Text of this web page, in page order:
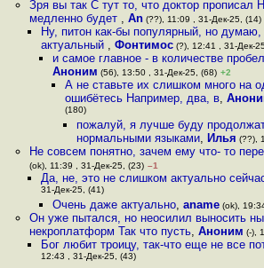
Зря вы так C тут то, что доктор прописал
медленно будет , An(??), 11:09 , 31-Дек-25, (14)
Ну, питон как-бы популярный, но
актуальный , Фонтимос(?), 12:41 , 31-Дек-
и самое главное - в количестве
Аноним (56), 13:50 , 31-Дек-25, (68) +2
А не ставьте их слишком много на
ошибётесь Например, два, в,
(180)
пожалуй, я лучше буду
нормальными языками, Илья (??),
Не совсем понятно, зачем ему что- то
(ok), 11:39 , 31-Дек-25, (23) –1
Да, не, это не слишком актуально
31-Дек-25, (41)
Очень даже актуально,aname (ok),
Он уже пытался, но неосилил выносить
некроплатформ Так что пусть, Аноним (-),
Бог любит троицу, так-что еще не все
12:43 , 31-Дек-25, (43)